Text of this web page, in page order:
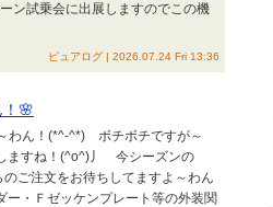
ン試乗会に出展しますのでこの機
ピュアログ | 2026.07.24 Fri 13:36
🌸
わん！(*^-^*) ボチボチですが～
ますね！(^o^)丿 今シーズンの
ご注文をお待ちしてますよ～わん
・Ｆゼッケンプレート等の外装関